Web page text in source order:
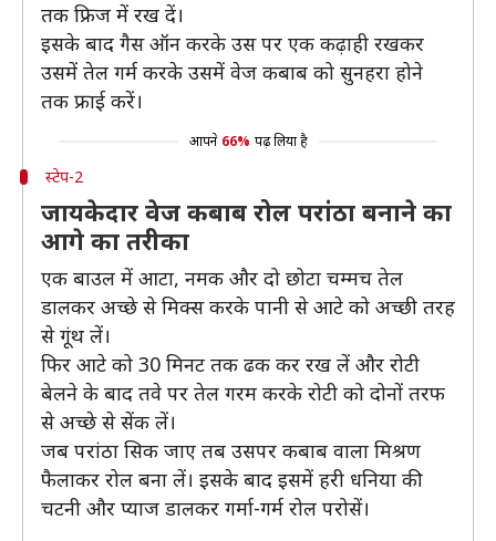
तक फ्रिज में रख दें।
इसके बाद गैस ऑन करके उस पर एक कढ़ाही रखकर
उसमें तेल गर्म करके उसमें वेज कबाब को सुनहरा होने
तक फ्राई करें।
आपने 66% पढ़ लिया है
स्टेप-2
जायकेदार वेज कबाब रोल परांठा बनाने का
आगे का तरीका
एक बाउल में आटा, नमक और दो छोटा चम्मच तेल
डालकर अच्छे से मिक्स करके पानी से आटे को अच्छी तरह
से गूंथ लें।
फिर आटे को 30 मिनट तक ढक कर रख लें और रोटी
बेलने के बाद तवे पर तेल गरम करके रोटी को दोनों तरफ
से अच्छे से सेंक लें।
जब परांठा सिक जाए तब उसपर कबाब वाला मिश्रण
फैलाकर रोल बना लें। इसके बाद इसमें हरी धनिया की
चटनी और प्याज डालकर गर्मा-गर्म रोल परोसें।